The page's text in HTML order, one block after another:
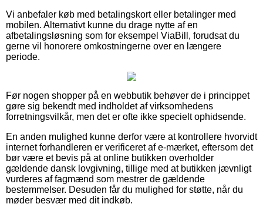
Vi anbefaler køb med betalingskort eller betalinger med
mobilen. Alternativt kunne du drage nytte af en
afbetalingsløsning som for eksempel ViaBill, forudsat du
gerne vil honorere omkostningerne over en længere
periode.
Før nogen shopper på en webbutik behøver de i princippet
gøre sig bekendt med indholdet af virksomhedens
forretningsvilkår, men det er ofte ikke specielt ophidsende.
En anden mulighed kunne derfor være at kontrollere hvorvidt
internet forhandleren er verificeret af e-mærket, eftersom det
bør være et bevis på at online butikken overholder
gældende dansk lovgivning, tillige med at butikken jævnligt
vurderes af fagmænd som mestrer de gældende
bestemmelser. Desuden får du mulighed for støtte, når du
møder besvær med dit indkøb.